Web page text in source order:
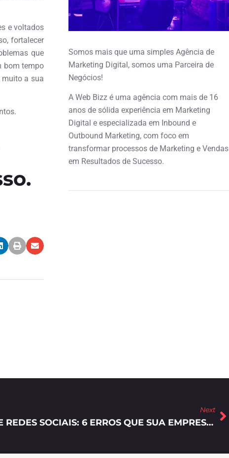
e voltados
fortalecer
que
bom tempo
muito a sua
Somos mais que uma simples Agência de
Marketing Digital, somos uma Parceira de
Negócios!
A Web Bizz é uma agência com mais de 16
anos de sólida experiência em Marketing
Digital e especializada em Inbound e
Outbound Marketing, com foco em
transformar processos de Marketing e Vendas
em Resultados de Sucesso.
Next
GESTÃO DE REDES SOCIAIS: 6 ERROS QUE SUA EMPRESA JAMAIS DEVE COMETER